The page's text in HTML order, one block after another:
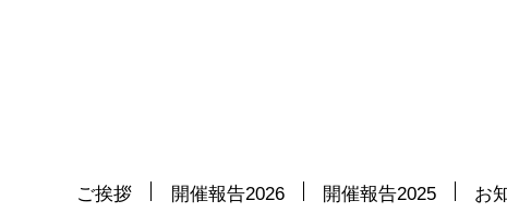
ご挨拶 開催報告2026 開催報告2025 お